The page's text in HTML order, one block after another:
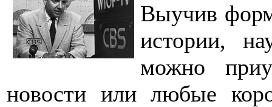
Выучив
истории,
можно
новости или любые